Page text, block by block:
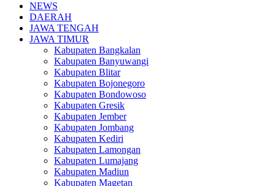
NEWS
DAERAH
JAWA TENGAH
JAWA TIMUR
Kabupaten Bangkalan
Kabupaten Banyuwangi
Kabupaten Blitar
Kabupaten Bojonegoro
Kabupaten Bondowoso
Kabupaten Gresik
Kabupaten Jember
Kabupaten Jombang
Kabupaten Kediri
Kabupaten Lamongan
Kabupaten Lumajang
Kabupaten Madiun
Kabupaten Magetan